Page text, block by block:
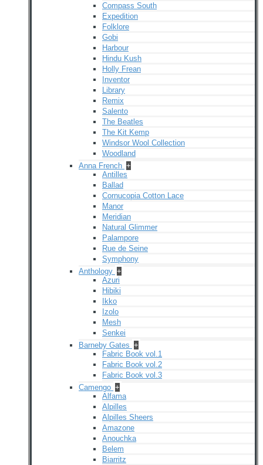
Compass South
Expedition
Folklore
Gobi
Harbour
Hindu Kush
Holly Frean
Inventor
Library
Remix
Salento
The Beatles
The Kit Kemp
Windsor Wool Collection
Woodland
Anna French +
Antilles
Ballad
Cornucopia Cotton Lace
Manor
Meridian
Natural Glimmer
Palampore
Rue de Seine
Symphony
Anthology +
Azuri
Hibiki
Ikko
Izolo
Mesh
Senkei
Barneby Gates +
Fabric Book vol.1
Fabric Book vol.2
Fabric Book vol.3
Camengo +
Alfama
Alpilles
Alpilles Sheers
Amazone
Anouchka
Belem
Biarritz